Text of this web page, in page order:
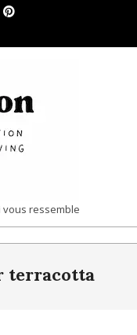
ressemble
terracotta